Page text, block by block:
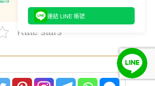
Rate stars
連結 LINE 帳號